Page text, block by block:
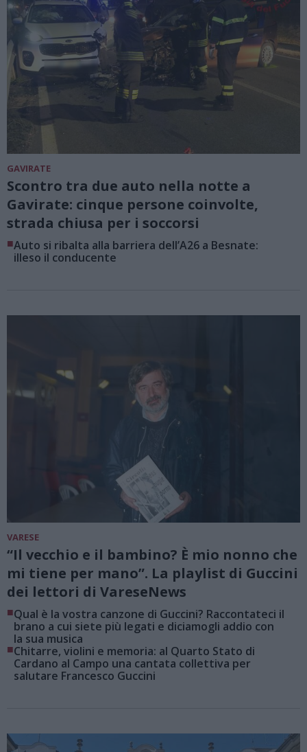
GAVIRATE
Scontro tra due auto nella notte a
Gavirate: cinque persone coinvolte,
strada chiusa per i soccorsi
■Auto si ribalta alla barriera dell’A26 a Besnate:
illeso il conducente
VARESE
“Il vecchio e il bambino? È mio nonno che
mi tiene per mano”. La playlist di Guccini
dei lettori di VareseNews
■Qual è la vostra canzone di Guccini? Raccontateci il
brano a cui siete più legati e diciamogli addio con
la sua musica
■Chitarre, violini e memoria: al Quarto Stato di
Cardano al Campo una cantata collettiva per
salutare Francesco Guccini